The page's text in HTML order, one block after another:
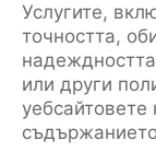
Услугите,
точността,
или други
уебсайтовете